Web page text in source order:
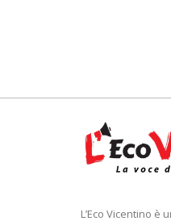
L’Eco Vicentino è